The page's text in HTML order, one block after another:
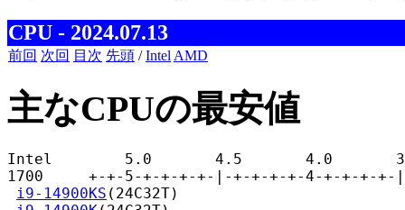
CPU - 2024.07.13
前回 次回 目次 先頭 /Intel AMD
主なCPUの最安値
Intel        5.0       4.5       4.0
1700     +-+-5-+-+-+-+-|-+-+-+-+-4-+-+-+-+-|-
i9-14900KS (24C32T)